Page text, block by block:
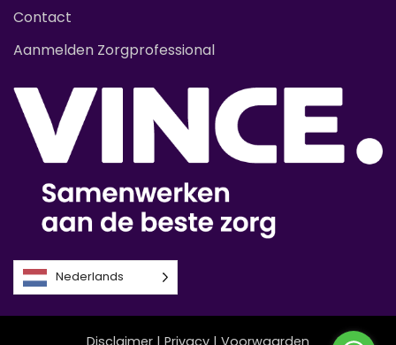
Contact
Aanmelden Zorgprofessional
Nederlands
Disclaimer | Privacy | Voorwaarden